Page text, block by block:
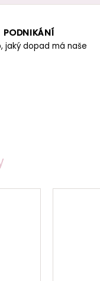
PODNIKÁNÍ
jaký dopad má naše